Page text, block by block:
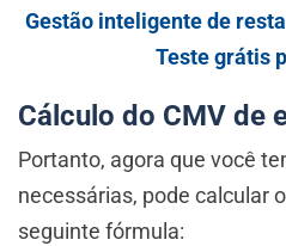
Gestão inteligente de
Teste grátis
Cálculo do CMV de
Portanto, agora que você
necessárias, pode calcular
seguinte fórmula: